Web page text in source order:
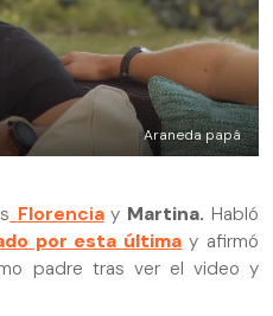
Araneda papá
Florencia y Martina.Habló
por esta últimay afirmó
padre tras ver el video y